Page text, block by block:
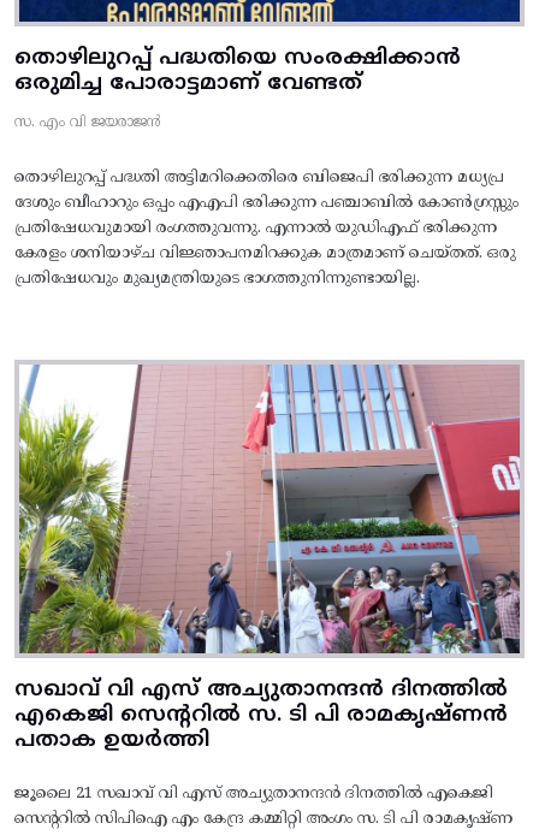
തൊഴിലുറപ്പ് പദ്ധതിയെ സംരക്ഷിക്കാൻ
ഒരുമിച്ച പോരാട്ടമാണ് വേണ്ടത്
സ. എം വി ജയരാജൻ
തൊഴിലുറപ്പ് പദ്ധതി അട്ടിമറിക്കെതിരെ ബിജെപി ഭരിക്കുന്ന മധ്യപ്ര
ദേശും ബീഹാറും ഒപ്പം എഎപി ഭരിക്കുന്ന പഞ്ചാബിൽ കോൺഗ്രസ്സും
പ്രതിഷേധവുമായി രംഗത്തുവന്നു. എന്നാൽ യുഡിഎഫ് ഭരിക്കുന്ന
കേരളം ശനിയാഴ്ച വിജ്ഞാപനമിറക്കുക മാത്രമാണ് ചെയ്തത്. ഒരു
പ്രതിഷേധവും മുഖ്യമന്ത്രിയുടെ ഭാഗത്തുനിന്നുണ്ടായില്ല.
സഖാവ് വി എസ് അച്യുതാനന്ദൻ ദിനത്തിൽ
എകെജി സെന്ററിൽ സ. ടി പി രാമകൃഷ്‌ണൻ
പതാക ഉയർത്തി
ജൂലൈ 21 സഖാവ് വി എസ് അച്യുതാനന്ദൻ ദിനത്തിൽ എകെജി
സെന്ററിൽ സിപിഐ എം കേന്ദ്ര കമ്മിറ്റി അംഗം സ. ടി പി രാമകൃഷ്‌ണ